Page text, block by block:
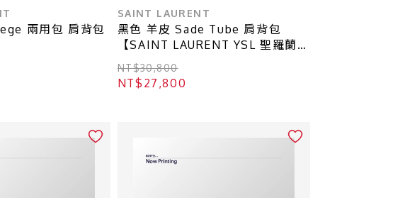
兩用包 肩背包
SAINT LAURENT
黑色 羊皮 Sade Tube 肩背包
【SAINT LAURENT YSL 聖羅蘭
】 699703
NT$30,800
NT$27,800